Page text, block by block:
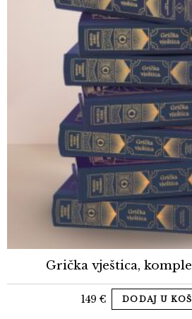
Grička vještica,
149 € DODAJ U